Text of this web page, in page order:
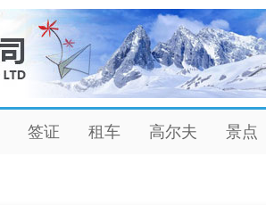
签证 租车 高尔夫 景点